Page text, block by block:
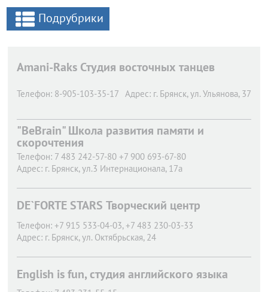
Подрубрики
Amani-Raks Студия восточных танцев
Телефон: 8-905-103-35-17 Адрес: г. Брянск, ул. Ульянова, 37
"BeBrain" Школа развития памяти и
скорочтения
Телефон: 7 483 242-57-80 +7 900 693-67-80
Адрес: г. Брянск, ул.3 Интернационала, 17а
DE`FORTE STARS Творческий центр
Телефон: +7 915 533-04-03, +7 483 230-03-33
Адрес: г. Брянск, ул. Октябрьская, 24
English is fun, студия английского языка